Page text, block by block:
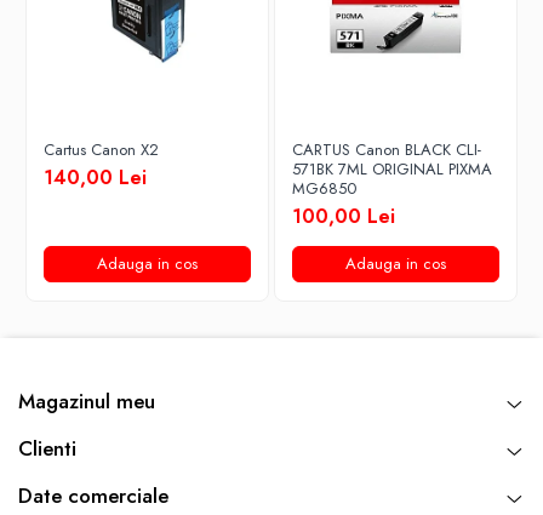
Cartus Canon X2
140,00 Lei
Adauga in cos
CARTUS Canon BLACK CLI-
571BK 7ML ORIGINAL PIXMA
MG6850
100,00 Lei
Adauga in cos
Magazinul meu
Clienti
Date comerciale